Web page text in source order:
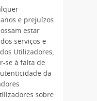
e prejuízos
estar
serviços e
Utilizadores,
se à falta de
da
sobre